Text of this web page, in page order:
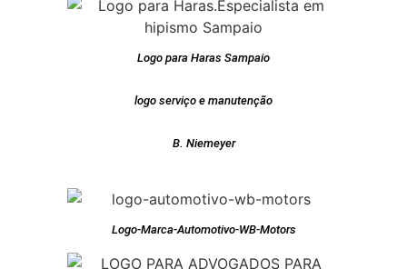
Logo para Haras Sampaio
logo serviço e manutenção
B. Niemeyer
Logo-Marca-Automotivo-WB-Motors